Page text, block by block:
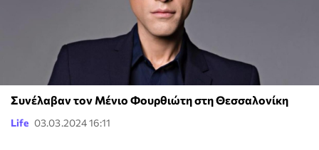
Συνέλαβαν τον Μένιο Φουρθιώτη στη Θεσσαλονίκη
Life 03.03.2024 16:11